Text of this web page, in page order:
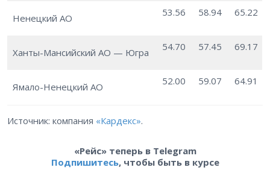
Ненецкий АО 53.56 58.94 65.22
Ханты-Мансийский АО — Югра 54.70 57.45 69.17
Ямало-Ненецкий АО 52.00 59.07 64.91
Источник: компания «Кардекс».
«Рейс» теперь в Telegram
Подпишитесь, чтобы быть в курсе